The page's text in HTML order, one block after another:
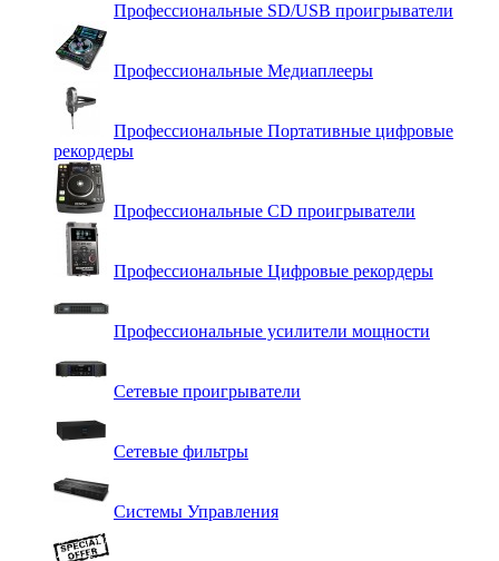
Профессиональные SD/USB проигрыватели
Профессиональные Медиаплееры
Профессиональные Портативные цифровые
рекордеры
Профессиональные СD проигрыватели
Профессиональные Цифровые рекордеры
Профессиональные усилители мощности
Сетевые проигрыватели
Сетевые фильтры
Системы Управления